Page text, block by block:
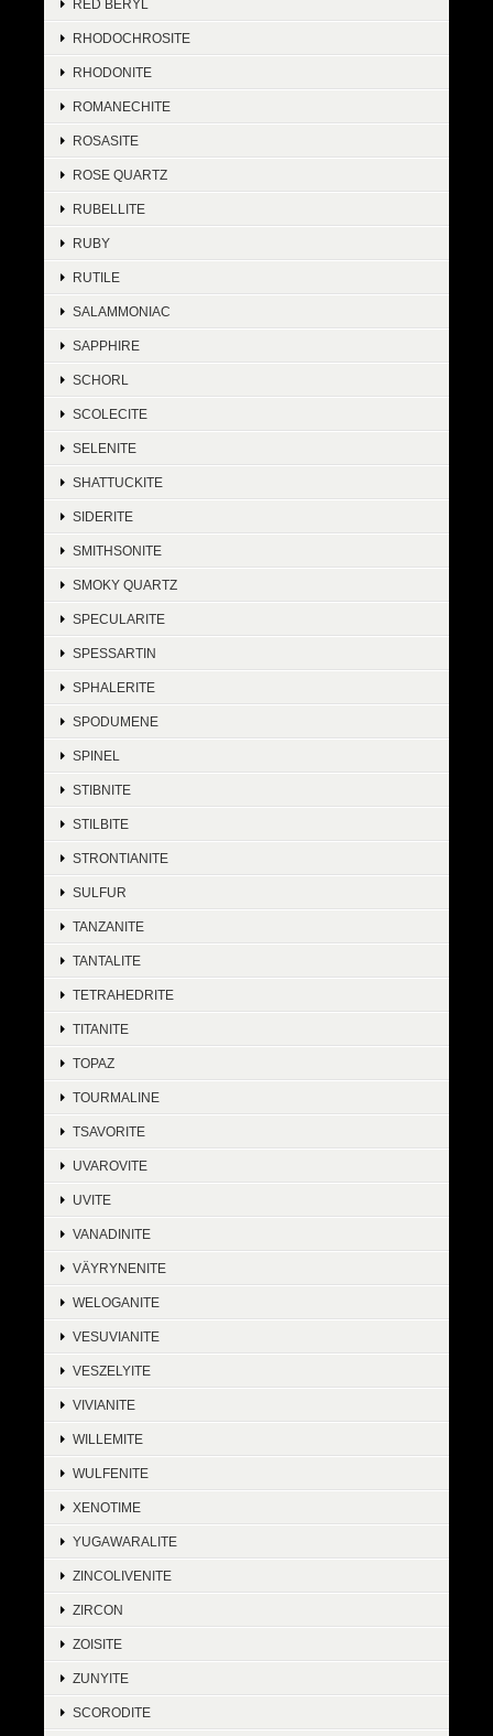
RED BERYL
RHODOCHROSITE
RHODONITE
ROMANECHITE
ROSASITE
ROSE QUARTZ
RUBELLITE
RUBY
RUTILE
SALAMMONIAC
SAPPHIRE
SCHORL
SCOLECITE
SELENITE
SHATTUCKITE
SIDERITE
SMITHSONITE
SMOKY QUARTZ
SPECULARITE
SPESSARTIN
SPHALERITE
SPODUMENE
SPINEL
STIBNITE
STILBITE
STRONTIANITE
SULFUR
TANZANITE
TANTALITE
TETRAHEDRITE
TITANITE
TOPAZ
TOURMALINE
TSAVORITE
UVAROVITE
UVITE
VANADINITE
VÄYRYNENITE
WELOGANITE
VESUVIANITE
VESZELYITE
VIVIANITE
WILLEMITE
WULFENITE
XENOTIME
YUGAWARALITE
ZINCOLIVENITE
ZIRCON
ZOISITE
ZUNYITE
SCORODITE